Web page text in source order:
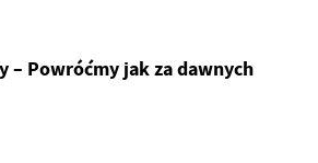
– Powróćmy jak za dawnych